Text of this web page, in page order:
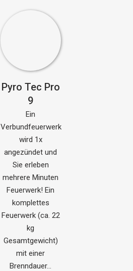
Pyro Tec Pro
9
Ein
Verbundfeuerwerk
wird 1x
angezündet und
Sie erleben
mehrere Minuten
Feuerwerk! Ein
komplettes
Feuerwerk (ca. 22
kg
Gesamtgewicht)
mit einer
Brenndauer…